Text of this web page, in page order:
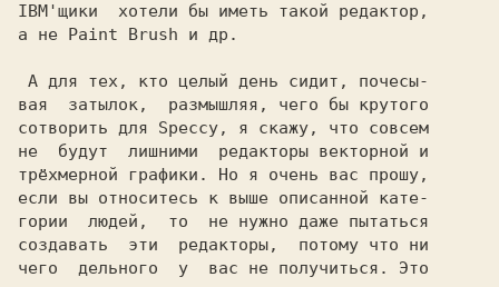
IBM'щики  хотели бы иметь такой редактор,
а не Paint Brush и др.
вая  затылок,  размышляя, чего бы крутого
сотворить для Speccy, я скажу, что совсем
не  будут  лишними  редакторы векторной и
трёхмерной графики. Но я очень вас прошу,
если вы относитесь к выше описанной кате-
гории  людей,  то  не нужно даже пытаться
создавать  эти  редакторы,  потому что ни
чего  дельного  у  вас не получиться. Это